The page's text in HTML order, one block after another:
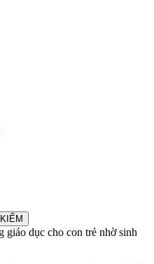
giáo dục cho con trẻ nhờ sinh